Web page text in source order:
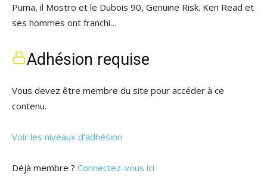
Puma, il Mostro et le Dubois 90, Genuine Risk. Ken Read et
ses hommes ont franchi…
Adhésion requise
Vous devez être membre du site pour accéder à ce
contenu.
Voir les niveaux d’adhésion
Déjà membre ? Connectez-vous ici